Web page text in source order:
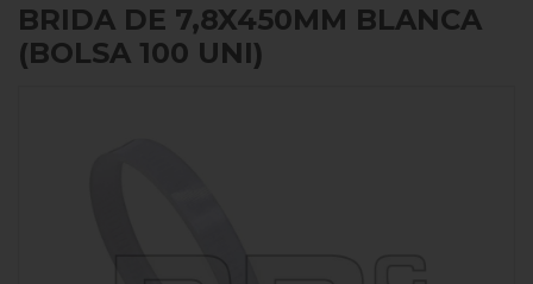
BRIDA DE 7,8X450MM BLANCA
(BOLSA 100 UNI)